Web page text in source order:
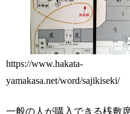
https://www.hakata-
yamakasa.net/word/sajikiseki/
一般の人が購入できる桟敷